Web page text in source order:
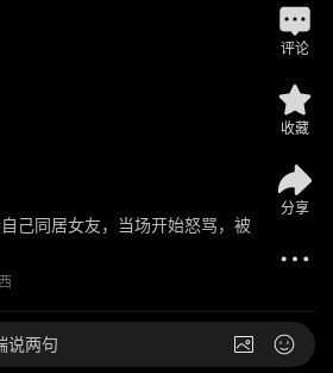
己同居女友，当场开始怒骂，被
评论
收藏
分享
说两句